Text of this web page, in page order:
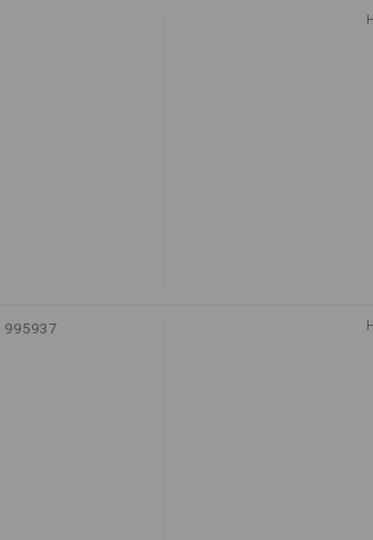
995937